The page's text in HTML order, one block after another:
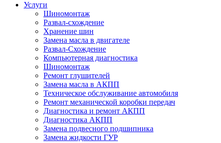
Услуги
Шиномонтаж
Развал-схождение
Хранение шин
Замена масла в двигателе
Развал-Схождение
Компьютерная диагностика
Шиномонтаж
Ремонт глушителей
Замена масла в АКПП
Техническое обслуживание автомобиля
Ремонт механической коробки передач
Диагностика и ремонт АКПП
Диагностика АКПП
Замена подвесного подшипника
Замена жидкости ГУР